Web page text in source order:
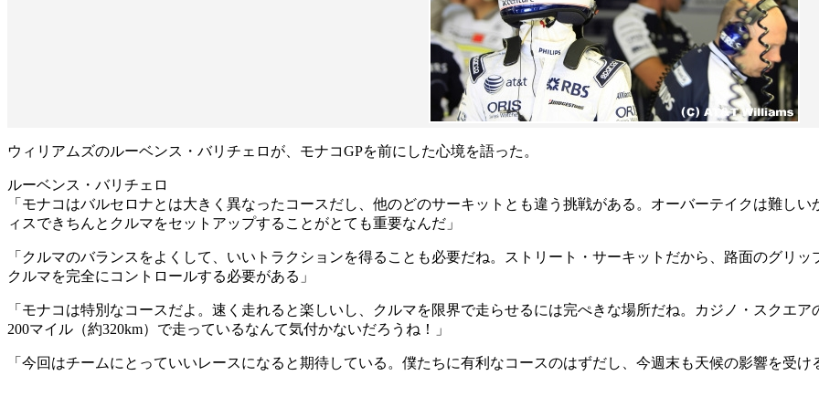
ウィリアムズのルーベンス・バリチェロが、モナコGPを前にした心境を語った。
ルーベンス・バリチェロ
「モナコはバルセロナとは大きく異なったコースだし、他のどのサーキットとも違う挑戦がある。オーバーテイクは難し
ィスできちんとクルマをセットアップすることがとても重要なんだ」
「クルマのバランスをよくして、いいトラクションを得ることも必要だね。ストリート・サーキットだから、路面のグリ
クルマを完全にコントロールする必要がある」
「モナコは特別なコースだよ。速く走れると楽しいし、クルマを限界で走らせるには完ぺきな場所だね。カジノ・スクエ
200マイル（約320km）で走っているなんて気付かないだろうね！」
「今回はチームにとっていいレースになると期待している。僕たちに有利なコースのはずだし、今週末も天候の影響を受け